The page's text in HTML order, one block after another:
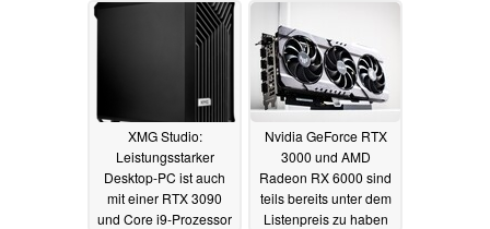
XMG Studio:
Leistungsstarker
Desktop-PC ist auch
mit einer RTX 3090
und Core i9-Prozessor
Nvidia GeForce RTX
3000 und AMD
Radeon RX 6000 sind
teils bereits unter dem
Listenpreis zu haben